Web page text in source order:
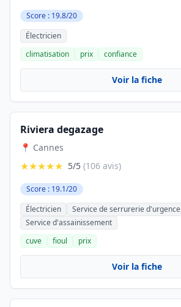
Score : 19.8/20
Électricien
climatisation
prix confiance
Voir la fiche
Riviera degazage
📍 Cannes
★★★★★ 5/5 (106 avis)
Score : 19.1/20
Électricien
Service de serrurerie d'urgence
Service d'assainissement
cuve
fioul prix
Voir la fiche